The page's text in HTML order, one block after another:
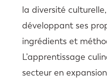
la diversité
développant ses
ingrédients et
L’apprentissage
secteur en